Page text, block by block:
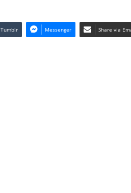
Tumblr Messenger Share via